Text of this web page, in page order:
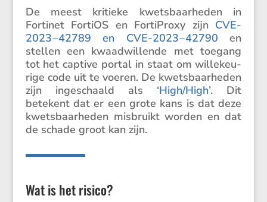
De meest kritieke kwets­baar­heden in
Fortinet FortiOS en Forti­Proxy zijn CVE-
2023 – 42789 en CVE-2023 – 42790 en
stellen een kwaad­wil­lende met toegang
tot het captive portal in staat om wille­keu­
rige code uit te voeren. De kwets­baar­heden
zijn ingeschaald als ‘High/​High’. Dit
betekent dat er een grote kans is dat deze
kwets­baar­heden misbruikt worden en dat
de schade groot kan zijn.
Wat is het risico?